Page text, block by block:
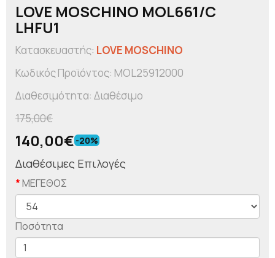
LOVE MOSCHINO MOL661/C
LHFU1
Κατασκευαστής: LOVE MOSCHINO
Κωδικός Προϊόντος: MOL25912000
Διαθεσιμότητα: Διαθέσιμο
175,00€
140,00€ -20%
Διαθέσιμες Επιλογές
ΜΕΓΕΘΟΣ
Ποσότητα